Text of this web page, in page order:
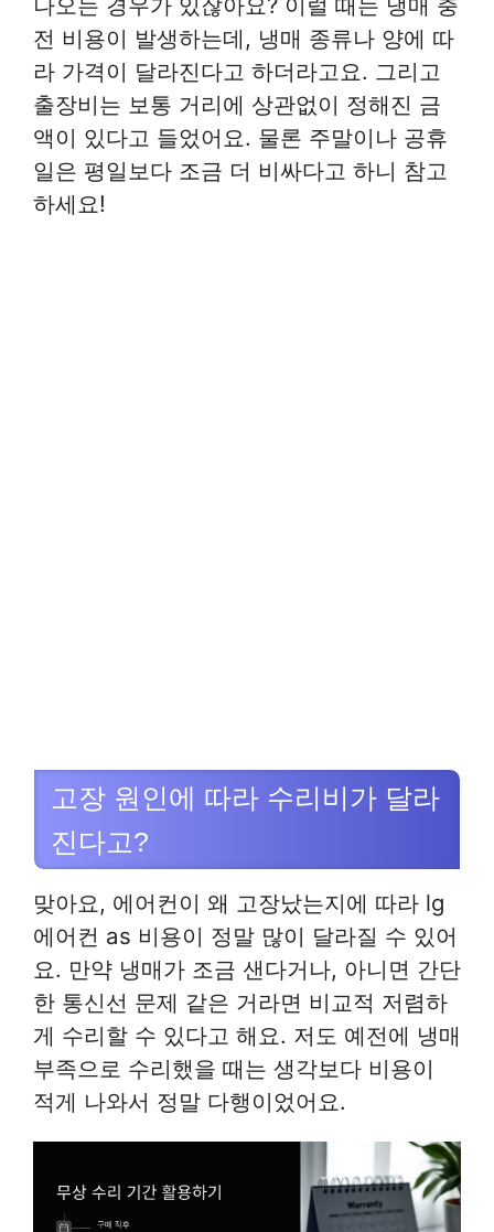
전 비용이 발생하는데, 냉매 종류나 양에 따
라 가격이 달라진다고 하더라고요. 그리고
출장비는 보통 거리에 상관없이 정해진 금
액이 있다고 들었어요. 물론 주말이나 공휴
일은 평일보다 조금 더 비싸다고 하니 참고
하세요!
고장 원인에 따라 수리비가 달라
진다고?
맞아요, 에어컨이 왜 고장났는지에 따라 lg
에어컨 as 비용이 정말 많이 달라질 수 있어
요. 만약 냉매가 조금 샌다거나, 아니면 간단
한 통신선 문제 같은 거라면 비교적 저렴하
게 수리할 수 있다고 해요. 저도 예전에 냉매
부족으로 수리했을 때는 생각보다 비용이
적게 나와서 정말 다행이었어요.